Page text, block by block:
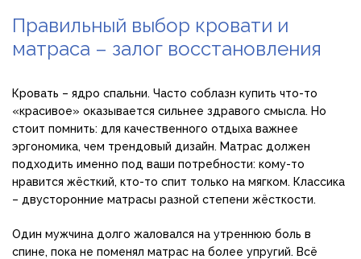
Правильный выбор кровати и
матраса – залог восстановления
Кровать – ядро спальни. Часто соблазн купить что-то
«красивое» оказывается сильнее здравого смысла. Но
стоит помнить: для качественного отдыха важнее
эргономика, чем трендовый дизайн. Матрас должен
подходить именно под ваши потребности: кому-то
нравится жёсткий, кто-то спит только на мягком. Классика
– двусторонние матрасы разной степени жёсткости.
Один мужчина долго жаловался на утреннюю боль в
спине, пока не поменял матрас на более упругий. Всё